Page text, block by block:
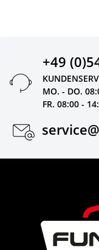
+49
MO. - DO.
FR. 08:00 -